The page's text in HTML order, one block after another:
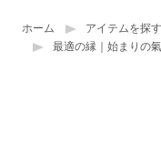
ホーム アイテムを探す
最適の縁｜始まりの